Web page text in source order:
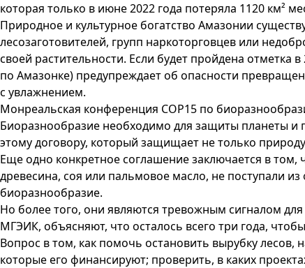
которая только в июне 2022 года потеряла 1120 км²
Природное и культурное богатство Амазонии
лесозаготовителей, групп наркоторговцев или
своей растительности. Если будет пройдена отметка
по Амазонке) предупреждает об опасности
с увлажнением.
Монреальская конференция COP15 по
Биоразнообразие необходимо для защиты планеты и
этому договору, который защищает не только
Еще одно конкретное соглашение заключается в
древесина, соя или пальмовое масло, не поступали
биоразнообразие.
Но более того, они являются тревожным сигналом
МГЭИК, объясняют, что осталось всего три года,
Вопрос в том, как помочь остановить вырубку
которые его финансируют; проверить, в каких